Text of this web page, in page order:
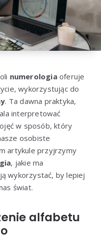
numerologiaoferuje
wykorzystując do
. Ta dawna praktyka,
interpretować
w sposób, który
osobiste
artykule przyjrzymy
, jakie ma
wykorzystać, by lepiej
świat.
alfabetu